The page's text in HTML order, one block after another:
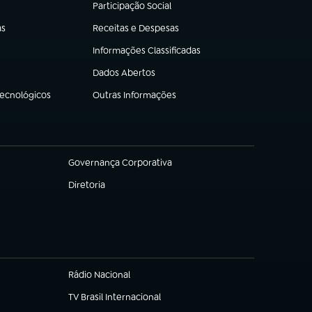
Participação Social
(abre em nova aba)
Receitas e Despesas
(abre em nova aba)
Informações Classificadas
(abre em nova aba)
Dados Abertos
(abre em nova aba)
Outras Informações
(abre em nova aba)
Governança Corporativa
(abre em nova aba)
Diretoria
(abre em nova aba)
Rádio Nacional
TV Brasil Internacional
(abre em nova aba)